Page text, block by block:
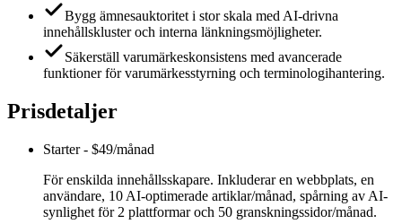
Bygg ämnesauktoritet i stor skala med AI-drivna
innehållskluster och interna länkningsmöjligheter.
Säkerställ varumärkeskonsistens med avancerade
funktioner för varumärkesstyrning och terminologihantering.
Prisdetaljer
Starter- $49/månad
För enskilda innehållsskapare. Inkluderar en webbplats, en
användare, 10 AI-optimerade artiklar/månad, spårning av AI-
synlighet för 2 plattformar och 50 granskningssidor/månad.